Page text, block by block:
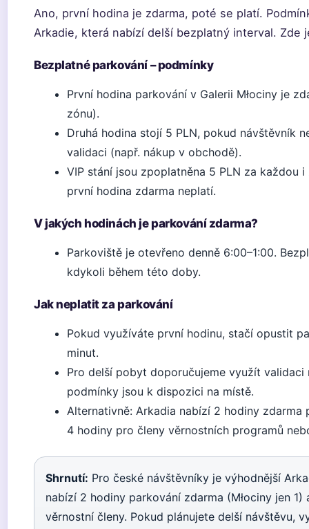
Ano, první hodina je zdarma, poté se platí.
Arkadie, která nabízí delší bezplatný interval. Zde
Bezplatné parkování – podmínky
První hodina parkování v Galerii Młociny je
zónu).
Druhá hodina stojí 5 PLN, pokud návštěvník
validaci (např. nákup v obchodě).
VIP stání jsou zpoplatněna 5 PLN za každou
první hodina zdarma neplatí.
V jakých hodinách je parkování zdarma?
Parkoviště je otevřeno denně 6:00–1:00.
kdykoli během této doby.
Jak neplatit za parkování
Pokud využíváte první hodinu, stačí opustit
minut.
Pro delší pobyt doporučujeme využít validaci
podmínky jsou k dispozici na místě.
Alternativně: Arkadia nabízí 2 hodiny zdarma
4 hodiny pro členy věrnostních programů
Shrnutí: Pro české návštěvníky je výhodnější
nabízí 2 hodiny parkování zdarma (Młociny jen
věrnostní členy. Pokud plánujete delší návštěvu,